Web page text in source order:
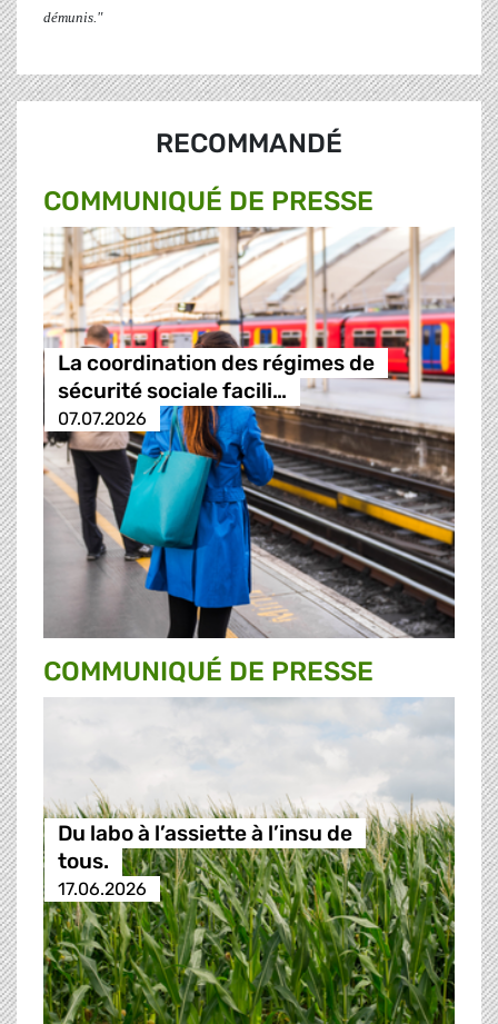
démunis."
RECOMMANDÉ
COMMUNIQUÉ DE PRESSE
La coordination des régimes de
sécurité sociale facili…
07.07.2026
COMMUNIQUÉ DE PRESSE
Du labo à l’assiette à l’insu de
tous.
17.06.2026